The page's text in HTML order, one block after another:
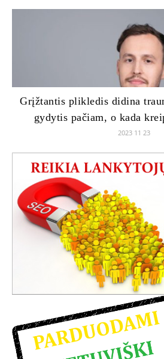
Grįžtantis plikledis didina
gydytis pačiam, o kada
2023 11 23